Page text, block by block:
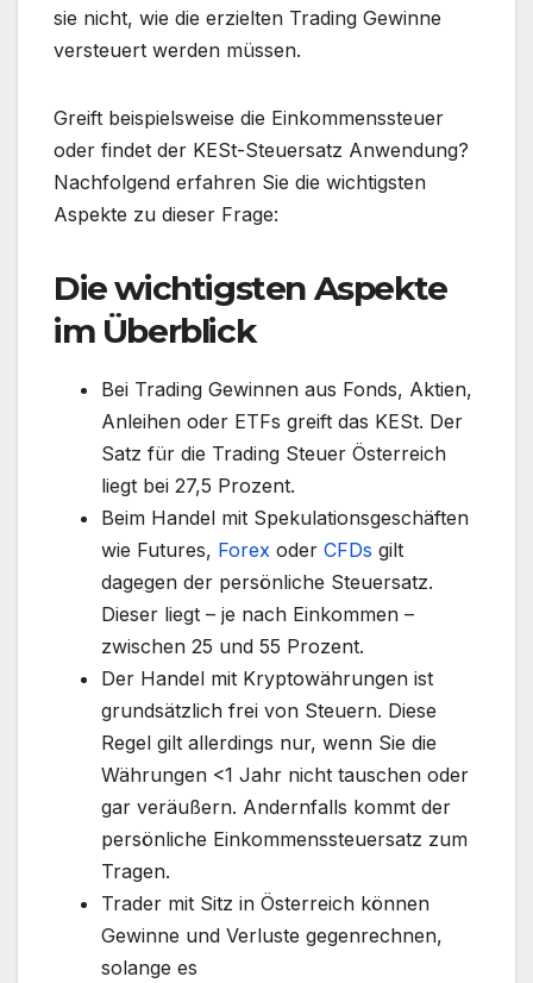
sie nicht, wie die erzielten Trading Gewinne
versteuert werden müssen.
Greift beispielsweise die Einkommenssteuer
oder findet der KESt-Steuersatz Anwendung?
Nachfolgend erfahren Sie die wichtigsten
Aspekte zu dieser Frage:
Die wichtigsten Aspekte
im Überblick
Bei Trading Gewinnen aus Fonds, Aktien,
Anleihen oder ETFs greift das KESt. Der
Satz für die Trading Steuer Österreich
liegt bei 27,5 Prozent.
Beim Handel mit Spekulationsgeschäften
wie Futures, Forex oder CFDs gilt
dagegen der persönliche Steuersatz.
Dieser liegt – je nach Einkommen –
zwischen 25 und 55 Prozent.
Der Handel mit Kryptowährungen ist
grundsätzlich frei von Steuern. Diese
Regel gilt allerdings nur, wenn Sie die
Währungen <1 Jahr nicht tauschen oder
gar veräußern. Andernfalls kommt der
persönliche Einkommenssteuersatz zum
Tragen.
Trader mit Sitz in Österreich können
Gewinne und Verluste gegenrechnen,
solange es